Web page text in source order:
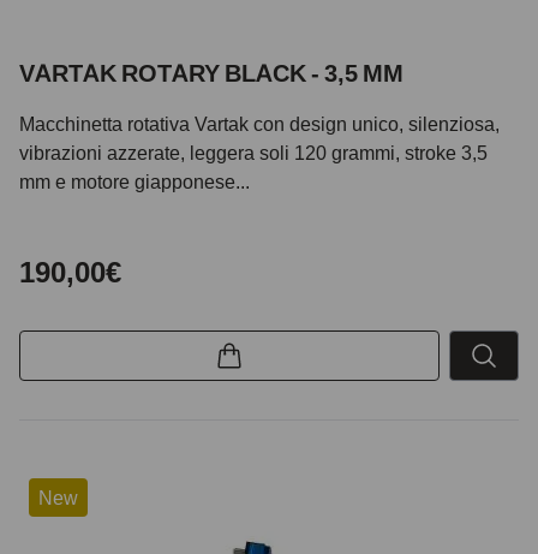
VARTAK ROTARY BLACK - 3,5 MM
Macchinetta rotativa Vartak con design unico, silenziosa,
vibrazioni azzerate, leggera soli 120 grammi, stroke 3,5
mm e motore giapponese...
190,00€
New